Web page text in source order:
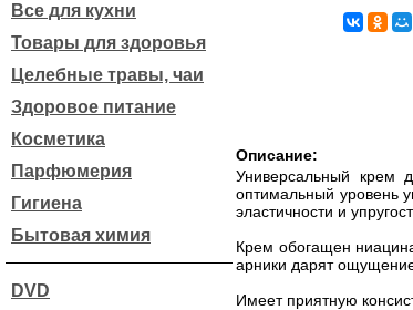
Все для кухни
Товары для здоровья
Целебные травы, чаи
Здоровое питание
Косметика
Парфюмерия
Гигиена
Бытовая химия
DVD
Описание:
Универсальный крем
оптимальный уровень
эластичности и
Крем обогащен
арники дарят ощущение
Имеет приятную